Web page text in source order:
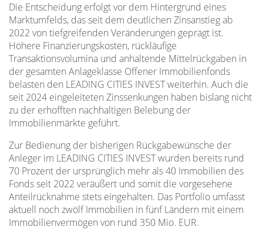
Die Entscheidung erfolgt vor dem Hintergrund eines
Marktumfelds, das seit dem deutlichen Zinsanstieg ab
2022 von tiefgreifenden Veränderungen geprägt ist.
Höhere Finanzierungskosten, rückläufige
Transaktionsvolumina und anhaltende Mittelrückgaben in
der gesamten Anlageklasse Offener Immobilienfonds
belasten den LEADING CITIES INVEST weiterhin. Auch die
seit 2024 eingeleiteten Zinssenkungen haben bislang nicht
zu der erhofften nachhaltigen Belebung der
Immobilienmärkte geführt.
Zur Bedienung der bisherigen Rückgabewünsche der
Anleger im LEADING CITIES INVEST wurden bereits rund
70 Prozent der ursprünglich mehr als 40 Immobilien des
Fonds seit 2022 veräußert und somit die vorgesehene
Anteilrücknahme stets eingehalten. Das Portfolio umfasst
aktuell noch zwölf Immobilien in fünf Ländern mit einem
Immobilienvermögen von rund 350 Mio. EUR.